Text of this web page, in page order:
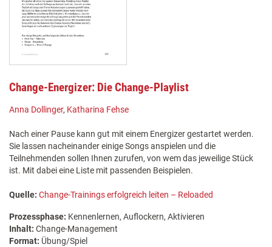
Change-Energizer: Die Change-Playlist
Anna Dollinger, Katharina Fehse
Nach einer Pause kann gut mit einem Energizer gestartet werden.
Sie lassen nacheinander einige Songs anspielen und die
Teilnehmenden sollen Ihnen zurufen, von wem das jeweilige Stück
ist. Mit dabei eine Liste mit passenden Beispielen.
Quelle: Change-Trainings erfolgreich leiten – Reloaded
Prozessphase: Kennenlernen, Auflockern, Aktivieren
Inhalt: Change-Management
Format: Übung/Spiel